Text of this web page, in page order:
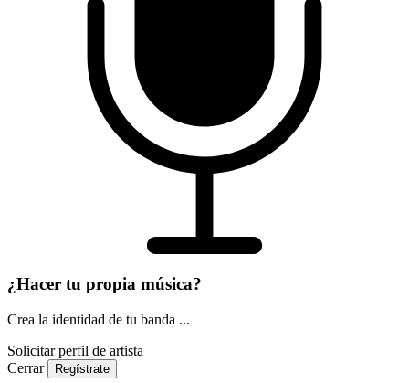
¿Hacer tu propia música?
Crea la identidad de tu banda ...
Solicitar perfil de artista
Cerrar
Regístrate